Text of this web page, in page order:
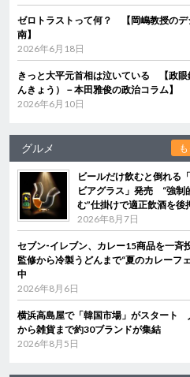
ゼロトラストって何？ 【岡嶋教授のデ
南】
2026年6月18日
きっと大平元首相は泣いている 【政眼
んきょう）－本田雅俊の政治コラム】
2026年6月10日
グルメ
ビールだけ飲むと倒れる
ビアグラス」発売 “強制
む”仕掛けで適正飲酒を後
2026年8月7日
セブン‐イレブン、カレー15商品を一
監修から冷製うどんまで“夏のカレーフ
中
2026年8月6日
横浜高島屋で「韓国市場」がスタート
から雑貨まで約30ブランドが集結
2026年8月5日